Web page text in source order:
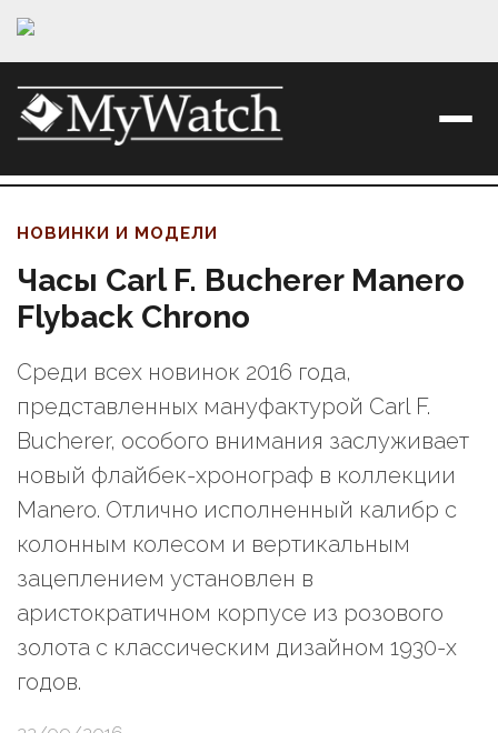
НОВИНКИ И МОДЕЛИ
Часы Carl F. Bucherer Manero
Flyback Chrono
Среди всех новинок 2016 года,
представленных мануфактурой Carl F.
Bucherer, особого внимания заслуживает
новый флайбек-хронограф в коллекции
Manero. Отлично исполненный калибр с
колонным колесом и вертикальным
зацеплением установлен в
аристократичном корпусе из розового
золота с классическим дизайном 1930-х
годов.